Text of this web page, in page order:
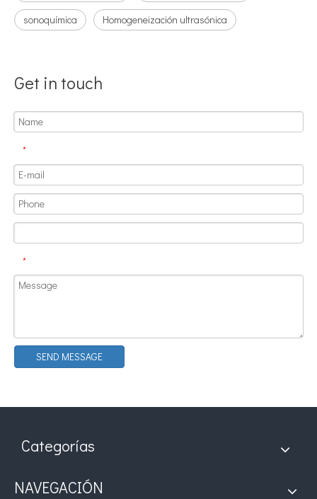
sonoquímica Homogeneización ultrasónica
Get in touch
*
*
SEND MESSAGE
Categorías
NAVEGACIÓN